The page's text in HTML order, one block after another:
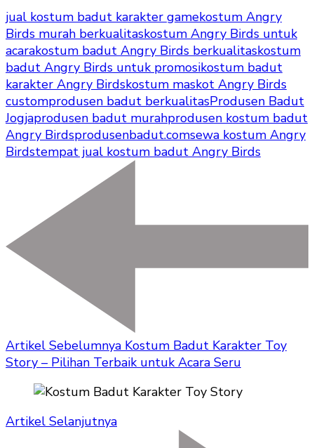
jual kostum badut karakter gamekostum Angry
Birds murah berkualitaskostum Angry Birds untuk
acarakostum badut Angry Birds berkualitaskostum
badut Angry Birds untuk promosikostum badut
karakter Angry Birdskostum maskot Angry Birds
customprodusen badut berkualitasProdusen Badut
Jogjaprodusen badut murahprodusen kostum badut
Angry Birdsprodusenbadut.comsewa kostum Angry
Birdstempat jual kostum badut Angry Birds
Artikel Sebelumnya Kostum Badut Karakter Toy
Story – Pilihan Terbaik untuk Acara Seru
Artikel Selanjutnya